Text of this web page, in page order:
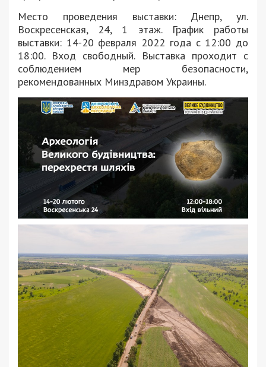
Место проведения выставки: Днепр, ул.
Воскресенская, 24, 1 этаж. График работы
выставки: 14-20 февраля 2022 года с 12:00 до
18:00. Вход свободный. Выставка проходит с
соблюдением мер безопасности,
рекомендованных Минздравом Украины.